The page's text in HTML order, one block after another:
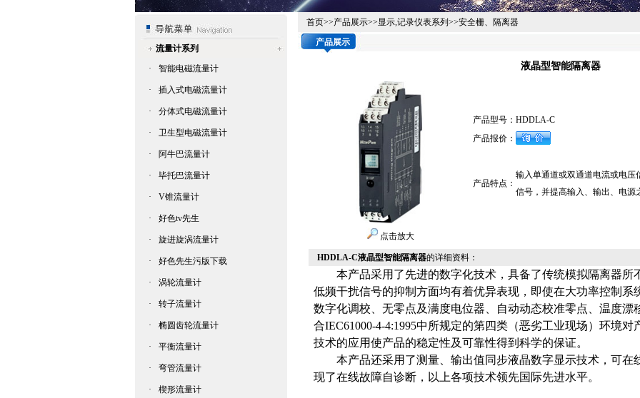
流量计系列
·
智能电磁流量计
· 插入式电磁流量计
· 分体式电磁流量计
· 卫生型电磁流量计
· 阿牛巴流量计
· 毕托巴流量计
· V锥流量计
· 好色tv先生
· 旋进旋涡流量计
· 好色先生污版下载
· 涡轮流量计
· 转子流量计
· 椭圆齿轮流量计
· 平衡流量计
· 弯管流量计
· 楔形流量计
首页>>产品展示>>显示,记录仪表系列 >>安全栅、隔离器
产品展示
液晶型智能隔离器
点击放大
产品型号： HDDLA-C
产品报价：
产品特点：
输入单通道或双通道电流或电压
信号，并提高输入、输出、电源
HDDLA-C液晶型智能隔离器的详细资料：
本产品采用了先进的数字化技术，具备了传统模拟隔离器所不具
低频干扰信号的抑制方面均有着优异表现，即使在大功率控制系
数字化调校、无零点及满度电位器、自动动态校准零点、温度
合IEC61000-4-4:1995中所规定的第四类（恶劣工业现场）环境对产
技术的应用使产品的稳定性及可靠性得到科学的保证。
本产品还采用了测量、输出值同步液晶数字显示技术，可在线
现了在线故障自诊断，以上各项技术领先国际先进水平。